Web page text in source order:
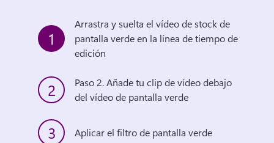
1
Arrastra y suelta el vídeo de stock de
pantalla verde en la línea de tiempo de
edición
2
Paso 2. Añade tu clip de vídeo debajo
del vídeo de pantalla verde
3 Aplicar el filtro de pantalla verde